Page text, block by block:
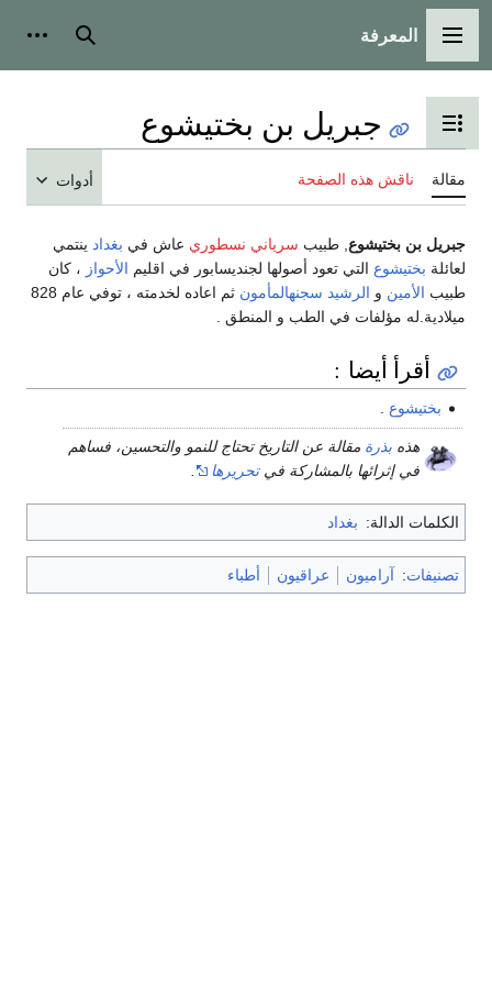
القائمة الرئيسية
المعرفة بحث
تبديل عرض جدول المحتويات
جبريل بن بختيشوع
مقالة ناقش هذه الصفحة أدوات
جبريل بن بختيشوع , طبيب سرياني نسطوري عاش في بغداد ينتمي
لعائلة بختيشوع التي تعود أصولها لجنديسابور في اقليم الأحواز ، كان
طبيب الأمين و الرشيد سجنهالمأمون
ثم اعاده لخدمته ، توفي عام 828
ميلادية.له مؤلفات في الطب و المنطق .
أقرأ أيضا :
بختيشوع
هذه بذرة مقالة عن التاريخ تحتاج للنمو والتحسين، فساهم
في إثرائها بالمشاركة فيتحريرها
الكلمات الدالة: بغداد
تصنيفات: آراميون عراقيون أطباء